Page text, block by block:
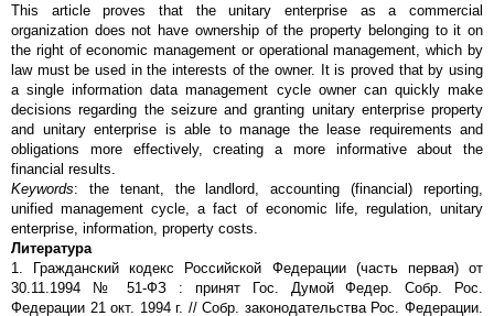
This article proves that the unitary enterprise as a commercial
organization does not have ownership of the property belonging to it on
the right of economic management or operational management, which by
law must be used in the interests of the owner. It is proved that by using
a single information data management cycle owner can quickly make
decisions regarding the seizure and granting unitary enterprise property
and unitary enterprise is able to manage the lease requirements and
obligations more effectively, creating a more informative about the
financial results.
Keywords: the tenant, the landlord, accounting (financial) reporting,
unified management cycle, a fact of economic life, regulation, unitary
enterprise, information, property costs.
Литература
1. Гражданский кодекс Российской Федерации (часть первая) от
30.11.1994 № 51-ФЗ : принят Гос. Думой Федер. Собр. Рос.
Федерации 21 окт. 1994 г. // Собр. законодательства Рос. Федерации.